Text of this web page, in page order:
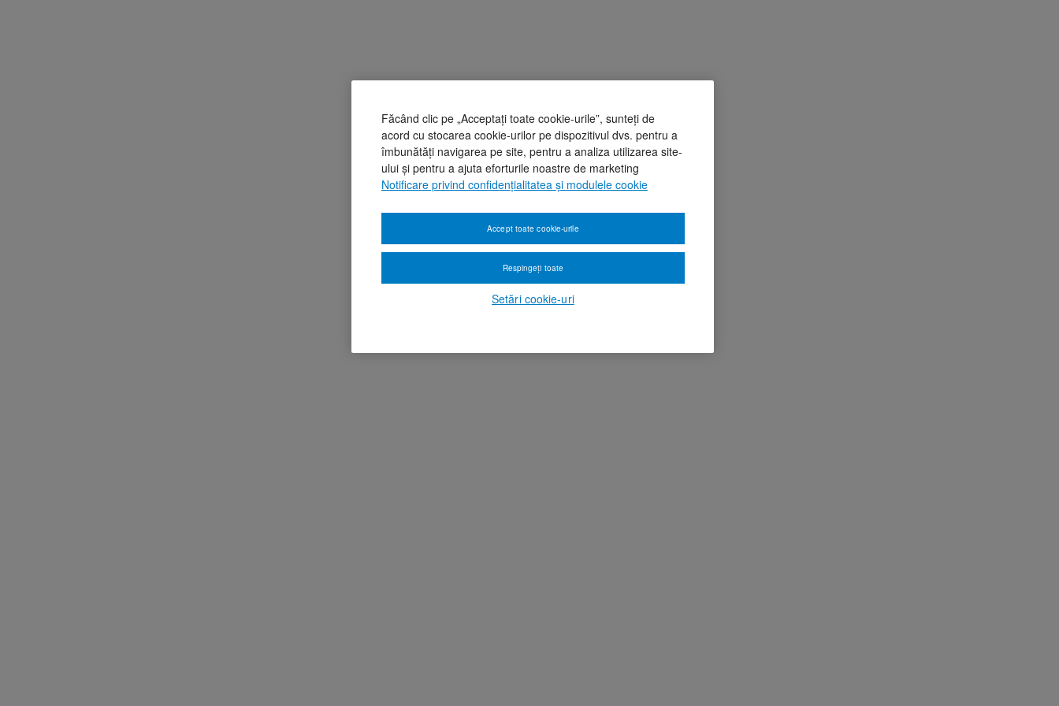
Făcând clic pe „Acceptați toate cookie-urile”, sunteți de
acord cu stocarea cookie-urilor pe dispozitivul dvs. pentru a
îmbunătăți navigarea pe site, pentru a analiza utilizarea site-
ului și pentru a ajuta eforturile noastre de marketing
Notificare privind confidențialitatea și modulele cookie
Setări cookie-uri
Respingeți toate
Accept toate cookie-urile